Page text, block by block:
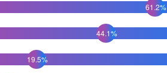
61.2%
44.1%
19.5%